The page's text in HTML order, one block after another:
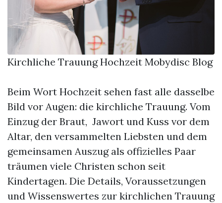
Kirchliche Trauung Hochzeit Mobydisc Blog
Beim Wort Hochzeit sehen fast alle dasselbe
Bild vor Augen: die kirchliche Trauung. Vom
Einzug der Braut, Jawort und Kuss vor dem
Altar, den versammelten Liebsten und dem
gemeinsamen Auszug als offizielles Paar
träumen viele Christen schon seit
Kindertagen. Die Details, Voraussetzungen
und Wissenswertes zur kirchlichen Trauung